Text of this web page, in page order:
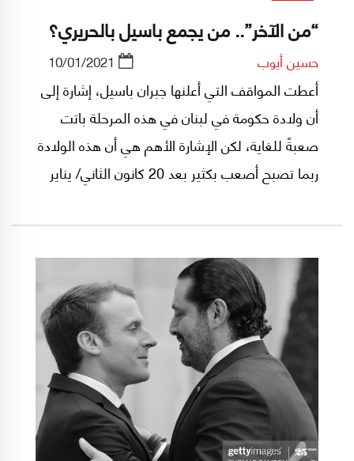
“من الآخر”.. من يجمع باسيل بالحريري؟
حسين أيوب 10/01/2021
أعطت المواقف التي أعلنها جبران باسيل، إشارة إلى
أن ولادة حكومة في لبنان في هذه المرحلة باتت
صعبةً للغاية، لكن الإشارة الأهم هي أن هذه الولادة
ربما تصبح أصعب بكثير بعد 20 كانون الثاني/ يناير